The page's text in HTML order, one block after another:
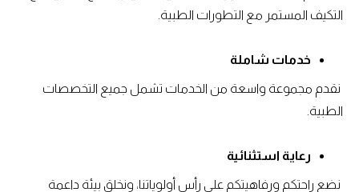
التكيف المستمر مع التطورات الطبية.
خدمات شاملة
نقدم مجموعة واسعة من الخدمات تشمل جميع التخصصات
الطبية.
رعاية استثنائية
نضع راحتكم ورفاهيتكم على رأس أولوياتنا، ونخلق بيئة داعمة